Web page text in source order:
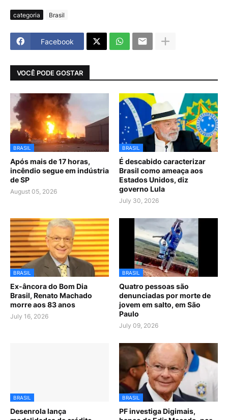
categoria Brasil
Facebook
VOCÊ PODE GOSTAR
BRASIL
Após mais de 17 horas,
incêndio segue em indústria
de SP
August 05, 2026
BRASIL
É descabido caracterizar
Brasil como ameaça aos
Estados Unidos, diz
governo Lula
July 30, 2026
BRASIL
Ex-âncora do Bom Dia
Brasil, Renato Machado
morre aos 83 anos
July 16, 2026
BRASIL
Quatro pessoas são
denunciadas por morte de
jovem em salto, em São
Paulo
July 09, 2026
BRASIL
Desenrola lança
BRASIL
PF investiga Digimais,